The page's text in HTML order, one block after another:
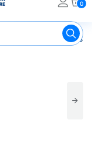
0
Pós